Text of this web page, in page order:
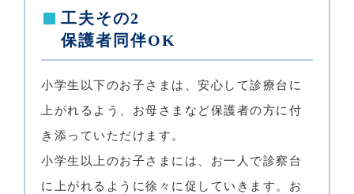
工夫その2
保護者同伴OK
小学生以下のお子さまは、安心して診療台に
上がれるよう、お母さまなど保護者の方に付
き添っていただけます。
小学生以上のお子さまには、お一人で診察台
に上がれるように徐々に促していきます。お